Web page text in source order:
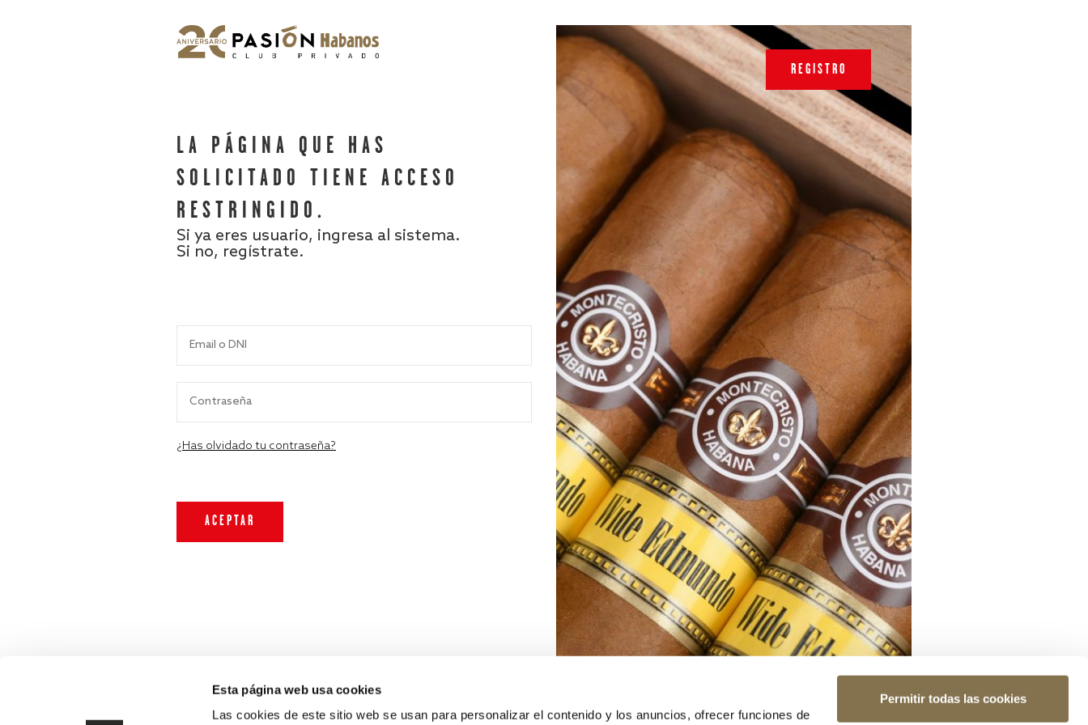
Esta página web usa cookies
Las cookies de este sitio web se usan para personalizar el contenido y los anuncios, ofrecer funciones de
Permitir todas las cookies
LA PÁGINA QUE HAS
SOLICITADO TIENE ACCESO
RESTRINGIDO.
Si ya eres usuario, ingresa al sistema.
Si no, regístrate.
¿Has olvidado tu contraseña?
REGISTRO